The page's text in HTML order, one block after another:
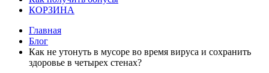
КОРЗИНА
Главная
Блог
Как не утонуть в мусоре во время вируса и сохранить
здоровье в четырех стенах?